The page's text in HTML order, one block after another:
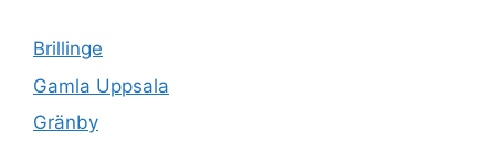
Brillinge
Gamla Uppsala
Gränby